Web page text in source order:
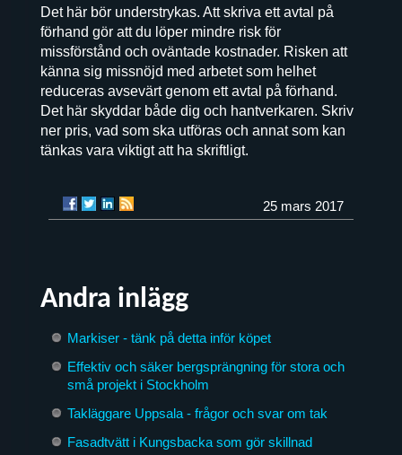
Det här bör understrykas. Att skriva ett avtal på
förhand gör att du löper mindre risk för
missförstånd och oväntade kostnader. Risken att
känna sig missnöjd med arbetet som helhet
reduceras avsevärt genom ett avtal på förhand.
Det här skyddar både dig och hantverkaren. Skriv
ner pris, vad som ska utföras och annat som kan
tänkas vara viktigt att ha skriftligt.
25 mars 2017
Andra inlägg
Markiser - tänk på detta inför köpet
Effektiv och säker bergsprängning för stora och
små projekt i Stockholm
Takläggare Uppsala - frågor och svar om tak
Fasadtvätt i Kungsbacka som gör skillnad